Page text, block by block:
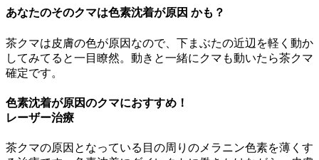
あなたのそのクマは色素沈着が原因 かも？
茶クマは皮膚の色が原因なので、下まぶたの近辺を軽く動か
してみてると一目瞭然。動きと一緒にクマも動いたら茶クマ
確定です。
色素沈着が原因のクマにおすすめ！
レーザー治療
茶クマの原因となっている目の周りのメラニン色素を薄くす